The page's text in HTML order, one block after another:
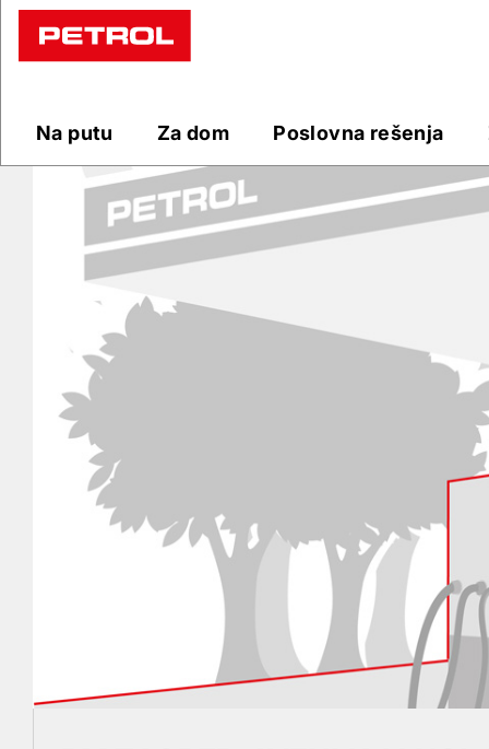
Prodajna
mesta
Na putu Za dom Poslovna rešenja